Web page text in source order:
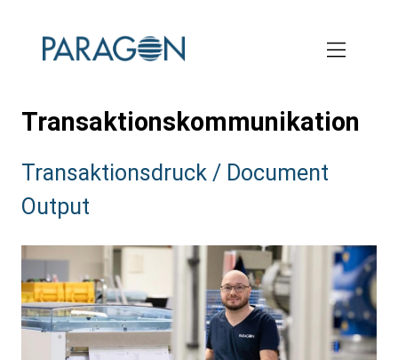
Transaktionskommunikation
Subtitle:
Transaktionsdruck / Document
Output